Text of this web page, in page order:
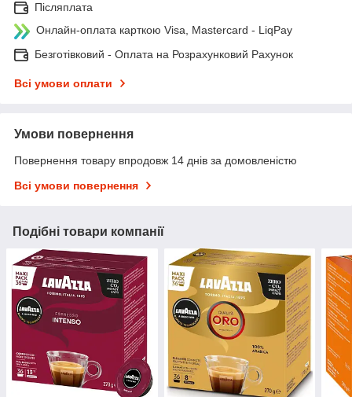
Післяплата
Онлайн-оплата карткою Visa, Mastercard - LiqPay
Безготівковий - Оплата на Розрахунковий Рахунок
Всі умови оплати
Умови повернення
Повернення товару впродовж 14 днів за домовленістю
Всі умови повернення
Подібні товари компанії